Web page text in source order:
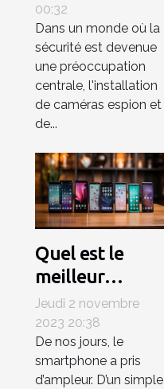
et des systèmes
de surveillance
00:32
Dans un monde où la
sécurité est devenue
une préoccupation
centrale, l'installation
de caméras espion et
de...
Quel est le
meilleur
smartphone en
janvier 2021 ?
Jeudi 2 novembre
2023 20:38
De nos jours, le
smartphone a pris
d’ampleur. D’un simple